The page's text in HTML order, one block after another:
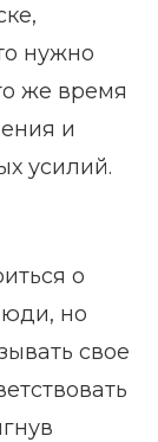
нужно
же время
и
усилий.
о
но
свое